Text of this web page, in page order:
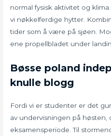
normal fysisk aktivitet og
vi nøkkelferdige hytter.
tider som å være på sjøen.
ene propellbladet under
Bøsse poland
knulle blogg
Fordi vi er studenter er det
av undervisningen på høsten,
eksamensperiode. Til